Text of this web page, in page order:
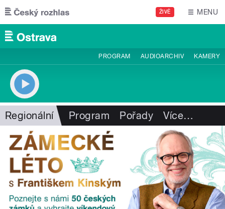
Přejít k hlavnímu obsahu
ŽIVĚ MENU
PROGRAM AUDIOARCHIV KAMERY
Regionální Program Pořady Více…